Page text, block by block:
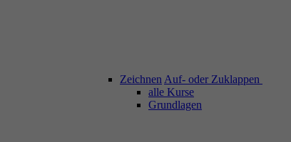
Zeichnen Auf- oder Zuklappen
alle Kurse
Grundlagen